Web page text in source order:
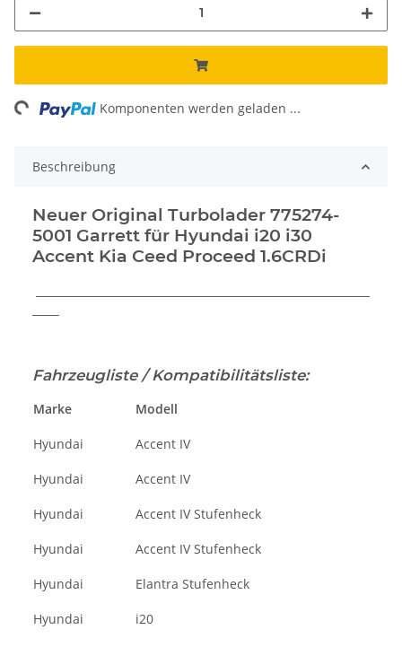
Loading... Komponenten werden geladen ...
Beschreibung
Neuer Original Turbolader 775274-
5001 Garrett für Hyundai i20 i30
Accent Kia Ceed Proceed 1.6CRDi
Fahrzeugliste / Kompatibilitätsliste:
Marke Modell
Hyundai Accent IV
Hyundai Accent IV
Hyundai Accent IV Stufenheck
Hyundai Accent IV Stufenheck
Hyundai Elantra Stufenheck
Hyundai i20